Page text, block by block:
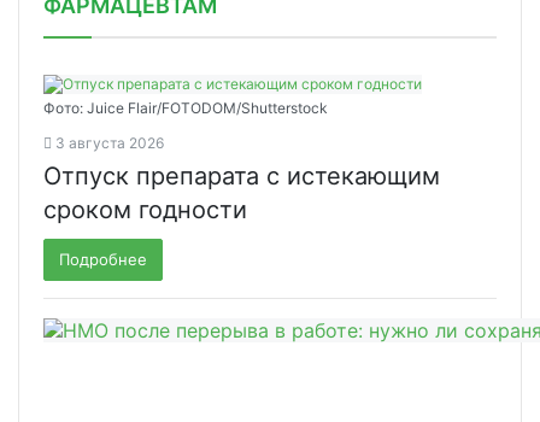
Фото: Juice Flair/FOTODOM/Shutterstoсk
3 августа 2026
Отпуск препарата с истекающим
сроком годности
Подробнее